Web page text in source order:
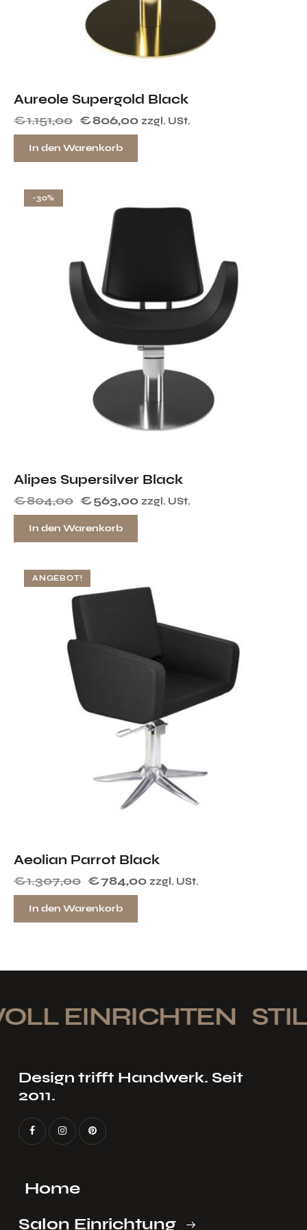
Aureole Supergold Black
€1.151,00 €806,00 zzgl. USt.
In den Warenkorb
-30%
Alipes Supersilver Black
€804,00 €563,00 zzgl. USt.
In den Warenkorb
ANGEBOT!
Aeolian Parrot Black
€1.307,00 €784,00 zzgl. USt.
In den Warenkorb
EINRICHTEN
Design trifft Handwerk. Seit
2011.
Home
Salon Einrichtung